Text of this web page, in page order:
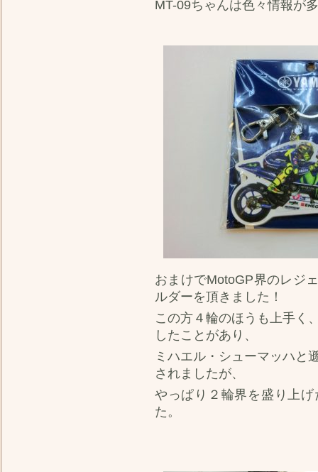
MT-09ちゃんは色々情報が
おまけでMotoGP界のレジ
ルダーを頂きました！
この方４輪のほうも上手く
したことがあり、
ミハエル・シューマッハと
されましたが、
やっぱり２輪界を盛り上
た。